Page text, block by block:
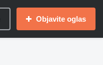
Objavite oglas